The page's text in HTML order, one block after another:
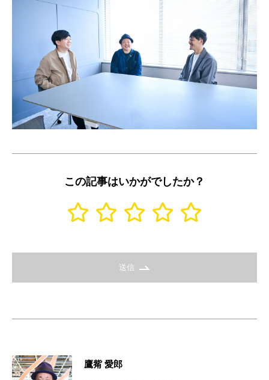
この記事はいかがでしたか？
送信
鷹觜 愛郎